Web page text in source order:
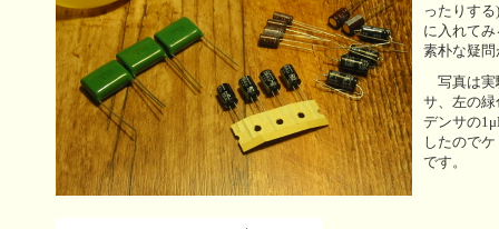
ったりす
に入れて
素朴な疑問
写真は実
サ、左の
デンサの
したので
です。